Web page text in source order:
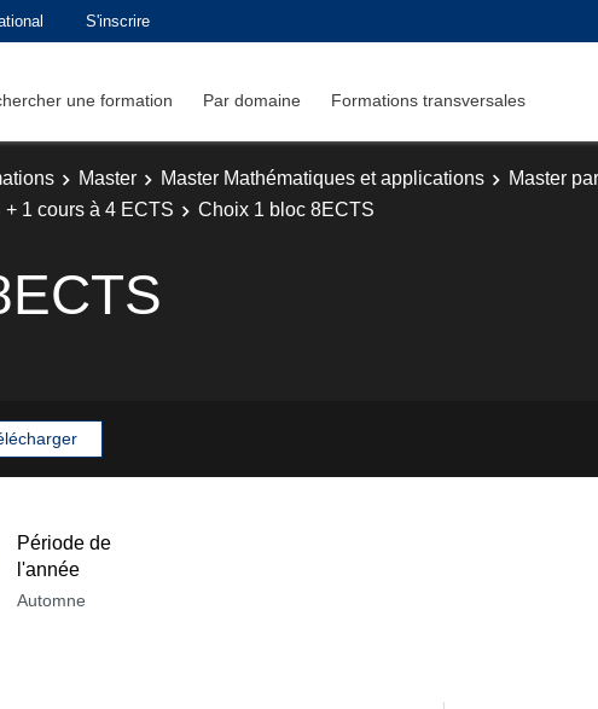
S'inscrire
une formation Par domaine Formations transversales
Master Master Mathématiques et applications
Master
1 cours à 4 ECTS Choix 1 bloc 8ECTS
Période de
l'année
Automne